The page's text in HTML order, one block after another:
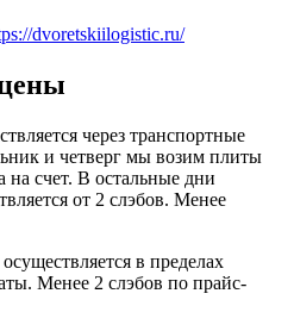
dvoretskiilogistic.ru/
через транспортные
и четверг мы возим плиты
на счет. В остальные дни
от 2 слэбов. Менее
осуществляется в пределах
Менее 2 слэбов по прайс-